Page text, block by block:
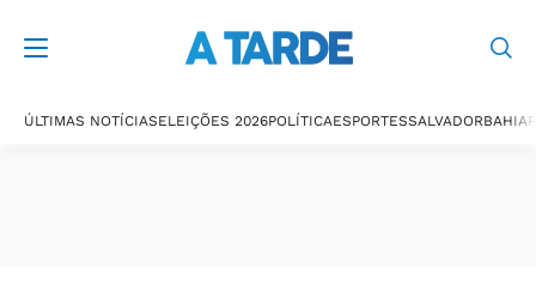
ÚLTIMAS NOTÍCIASELEIÇÕES 2026POLÍTICAESPORTESSALVADORBAHIA